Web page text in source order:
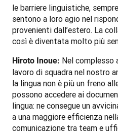
le barriere linguistiche,
sentono a loro agio nel
provenienti dall’estero. La
così è diventata molto più
Hiroto Inoue: Nel complesso
lavoro di squadra nel nostro
la lingua non è più un freno
possono accedere ai
lingua: ne consegue un
a una maggiore efficienza
comunicazione tra team e